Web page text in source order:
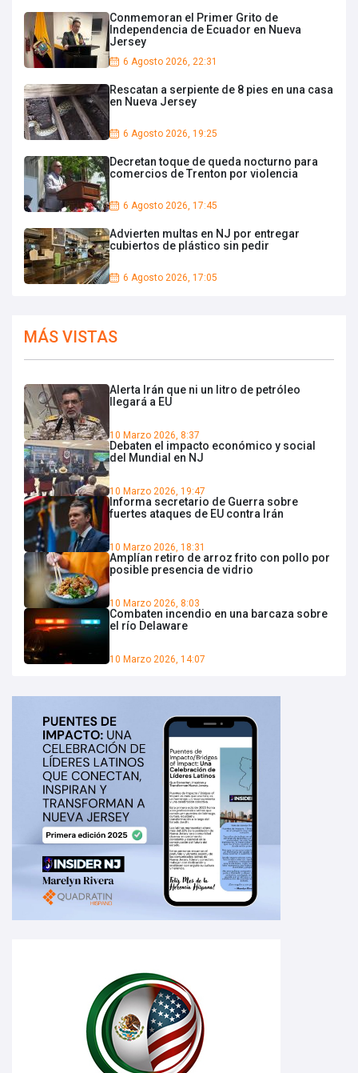
Conmemoran el Primer Grito de
Independencia de Ecuador en Nueva
Jersey
6 Agosto 2026, 22:31
Rescatan a serpiente de 8 pies en una casa
en Nueva Jersey
6 Agosto 2026, 19:25
Decretan toque de queda nocturno para
comercios de Trenton por violencia
6 Agosto 2026, 17:45
Advierten multas en NJ por entregar
cubiertos de plástico sin pedir
6 Agosto 2026, 17:05
MÁS VISTAS
Alerta Irán que ni un litro de petróleo
llegará a EU
10 Marzo 2026, 8:37
Debaten el impacto económico y social
del Mundial en NJ
10 Marzo 2026, 19:47
Informa secretario de Guerra sobre
fuertes ataques de EU contra Irán
10 Marzo 2026, 18:31
Amplían retiro de arroz frito con pollo por
posible presencia de vidrio
10 Marzo 2026, 8:03
Combaten incendio en una barcaza sobre
el río Delaware
10 Marzo 2026, 14:07